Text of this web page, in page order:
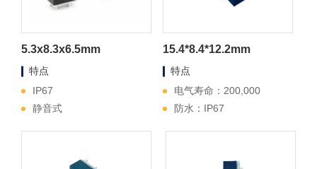
5.3x8.3x6.5mm
特点
IP67
静音式
15.4*8.4*12.2mm
特点
电气寿命：200,000
防水：IP67